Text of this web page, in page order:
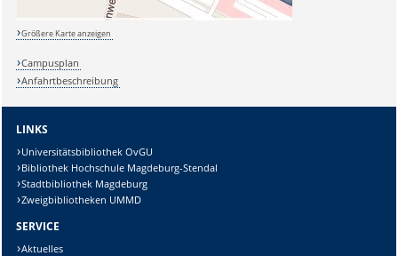
Größere Karte anzeigen
Campusplan
Anfahrtbeschreibung
LINKS
Universitätsbibliothek OvGU
Bibliothek Hochschule Magdeburg-Stendal
Stadtbibliothek Magdeburg
Zweigbibliotheken UMMD
SERVICE
Aktuelles